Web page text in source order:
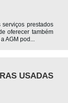
prestados
oferecer também
AGM pod...
USADAS